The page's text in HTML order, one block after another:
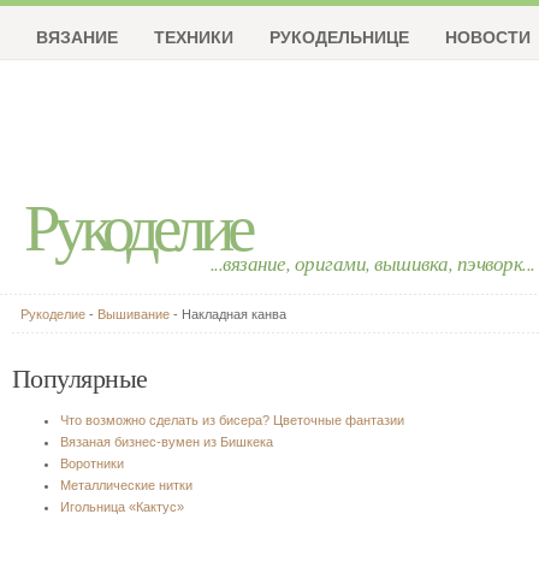
Рукоделие...вязание, оригами, вышивка, пэчворк...
ВЯЗАНИЕ ТЕХНИКИ РУКОДЕЛЬНИЦЕ НОВОСТИ
Рукоделие - Вышивание - Накладная канва
Популярные
Что возможно сделать из бисера? Цветочные фантазии
Вязаная бизнес-вумен из Бишкека
Воротники
Металлические нитки
Игольница «Кактус»